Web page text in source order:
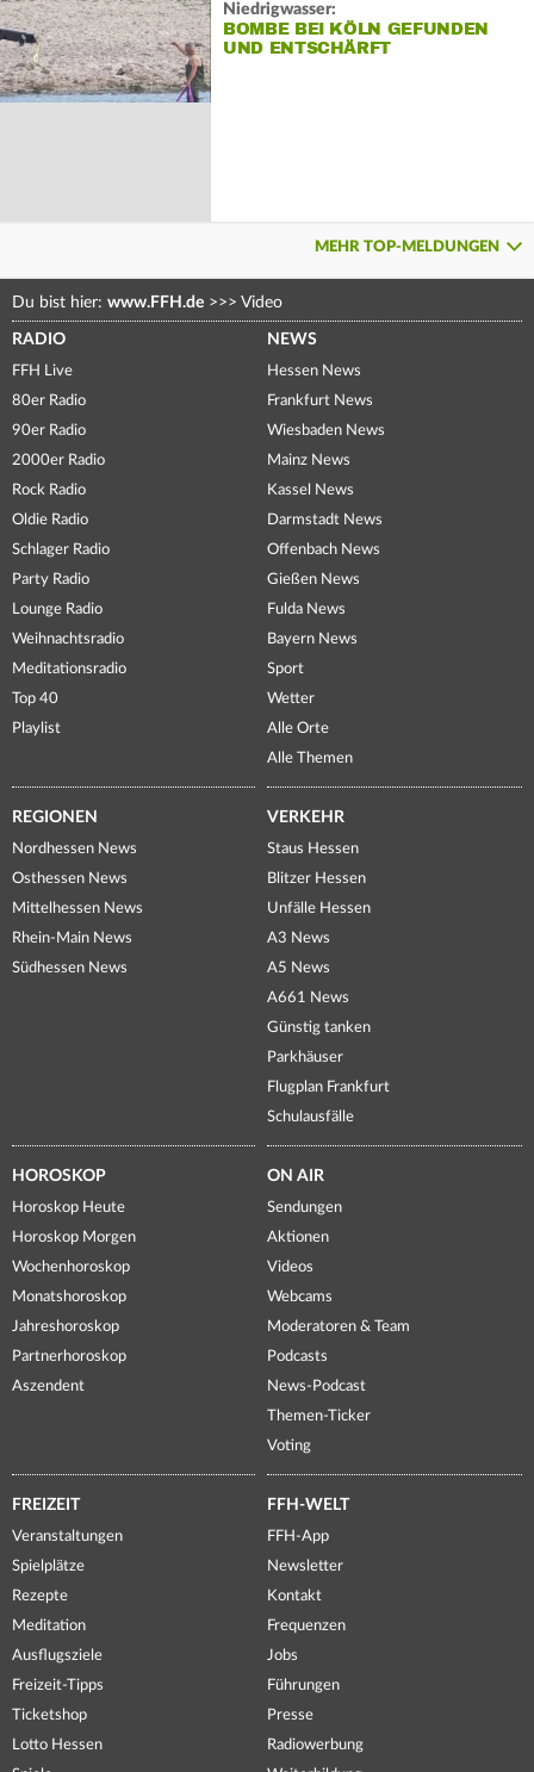
Niedrigwasser:
BOMBE BEI KÖLN GEFUNDEN
UND ENTSCHÄRFT
MEHR TOP-MELDUNGEN
Du bist hier: www.FFH.de >>> Video
RADIO
FFH Live
80er Radio
90er Radio
2000er Radio
Rock Radio
Oldie Radio
Schlager Radio
Party Radio
Lounge Radio
Weihnachtsradio
Meditationsradio
Top 40
Playlist
NEWS
Hessen News
Frankfurt News
Wiesbaden News
Mainz News
Kassel News
Darmstadt News
Offenbach News
Gießen News
Fulda News
Bayern News
Sport
Wetter
Alle Orte
Alle Themen
REGIONEN
Nordhessen News
Osthessen News
Mittelhessen News
Rhein-Main News
Südhessen News
VERKEHR
Staus Hessen
Blitzer Hessen
Unfälle Hessen
A3 News
A5 News
A661 News
Günstig tanken
Parkhäuser
Flugplan Frankfurt
Schulausfälle
HOROSKOP
Horoskop Heute
Horoskop Morgen
Wochenhoroskop
Monatshoroskop
Jahreshoroskop
Partnerhoroskop
Aszendent
ON AIR
Sendungen
Aktionen
Videos
Webcams
Moderatoren & Team
Podcasts
News-Podcast
Themen-Ticker
Voting
FREIZEIT
Veranstaltungen
Spielplätze
Rezepte
Meditation
Ausflugsziele
Freizeit-Tipps
Ticketshop
Lotto Hessen
FFH-WELT
FFH-App
Newsletter
Kontakt
Frequenzen
Jobs
Führungen
Presse
Radiowerbung